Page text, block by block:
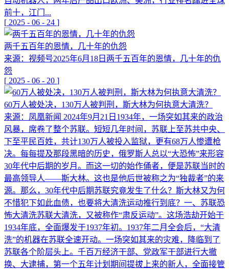
前十，江门...
[ 2025 - 06 - 24 ]
两千五百年的恩情，几十年的仇怨
来源：视频号2025年6月18日两千五百年的恩情，几十年的仇
怨
[ 2025 - 06 - 20 ]
60万人被处决，130万人被判刑，斯大林为何执意大清洗？
来源：凤凰新闻 2024年9月21日1934年，一场突如其来的政治
风暴，席卷了整个苏联。短短几年时间，苏联上至苏共中央、
下至平民百姓，共计130万人被投入监狱，更有68万人惨遭枪
决。每每提及那段黑暗的历史，俄罗斯人总以“大恐怖”来形容
30年代中后期的岁月。而这一切的始作俑者，便是苏联当时的
最高领导人——斯大林。这也是他后世被称之为“独裁者”的来
源。那么，30年代中后期苏联究竟发生了什么？斯大林又为何
不惜犯下如此血债，也要将大清洗运动推行到底？一、苏联恐
怖大清洗苏联大清洗，又被称作“肃反运动”。这场浩劫开始于
1934年底，全面爆发于1937年初。1937年二月全会后，“大清
洗”的机器在苏联全速开动。一场突如其来的灾难，降临到了
苏联各个阶层头上。千百万经济干部、党政军干部进行大撤
换、大逮捕，第一个五年计划期间提拔上来的新人，全面接管